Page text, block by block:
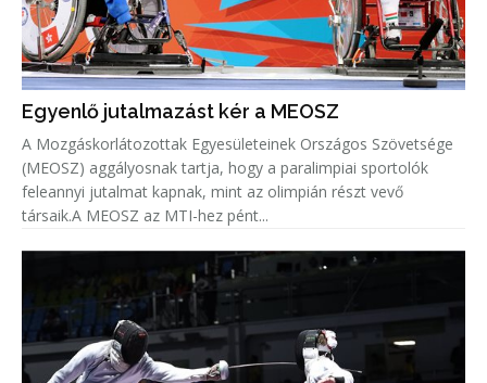
Egyenlő jutalmazást kér a MEOSZ
A Mozgáskorlátozottak Egyesületeinek Országos Szövetsége
(MEOSZ) aggályosnak tartja, hogy a paralimpiai sportolók
feleannyi jutalmat kapnak, mint az olimpián részt vevő
társaik.A MEOSZ az MTI-hez pént...